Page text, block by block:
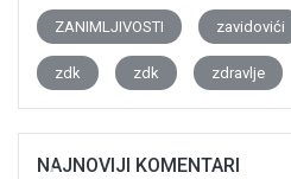
ZANIMLJIVOSTI zavidovići
zdk zdk zdravlje
NAJNOVIJI KOMENTARI